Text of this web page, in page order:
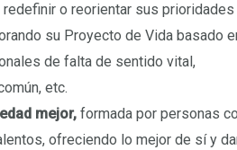
o reorientar sus
su Proyecto de Vida basado
de falta de sentido vital,
etc.
mejor,formada por personas
ofreciendo lo mejor de sí y